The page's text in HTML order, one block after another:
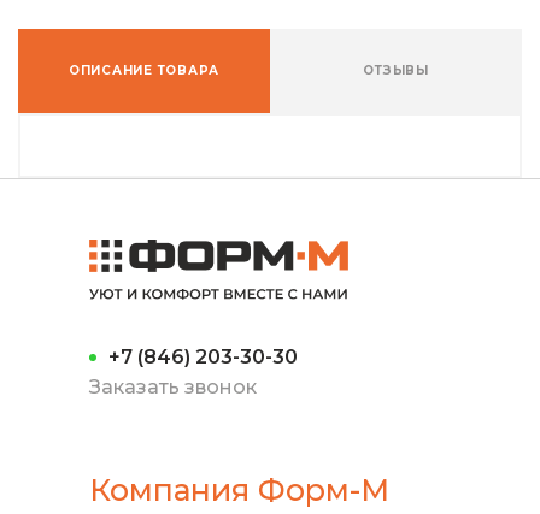
ОПИСАНИЕ ТОВАРА ОТЗЫВЫ
+7 (846) 203-30-30
Заказать звонок
Компания Форм-М